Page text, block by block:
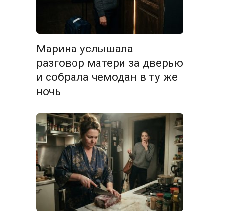
Марина услышала
разговор матери за дверью
и собрала чемодан в ту же
ночь